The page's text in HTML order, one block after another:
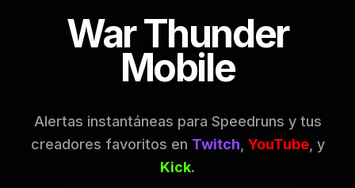
War Thunder
Mobile
Alertas instantáneas para Speedruns y tus
creadores favoritos en Twitch YouTube, y
Kick.